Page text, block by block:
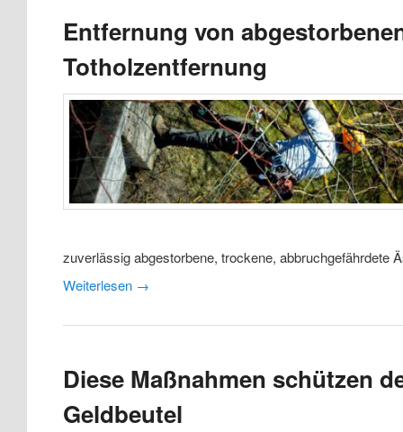
Entfernung von
Totholzentfernung
zuverlässig abgestorbene, trockene, abbruchgefährdete
Weiterlesen →
Diese Maßnahmen schützen
Geldbeutel